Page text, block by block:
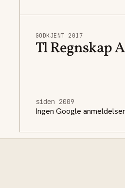
GODKJENT 2017
Tl Regnskap
siden 2009
Ingen Google anmeldelser